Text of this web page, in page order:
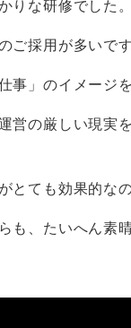
りな研修でした。
採用が多いです
事」のイメージ
営の厳しい現実
とても効果的なの
、たいへん素